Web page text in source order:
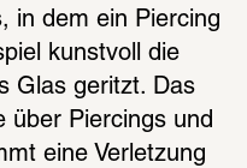
in dem ein Piercing
kunstvoll die
Glas geritzt. Das
über Piercings und
eine Verletzung